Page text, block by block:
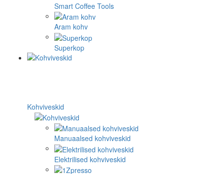
Smart Coffee Tools
Aram kohv
Superkop
Kohviveskid
Manuaalsed kohviveskid
Elektrilised kohviveskid